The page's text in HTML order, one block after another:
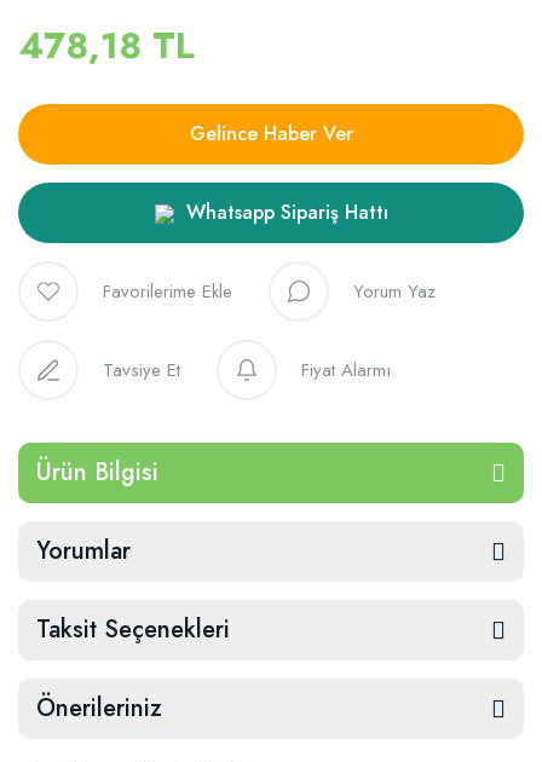
478,18 TL
Gelince Haber Ver
Whatsapp Sipariş Hattı
Yorum Yaz
Tavsiye Et Fiyat Alarmı
Ürün Bilgisi
Yorumlar
Taksit Seçenekleri
Önerileriniz